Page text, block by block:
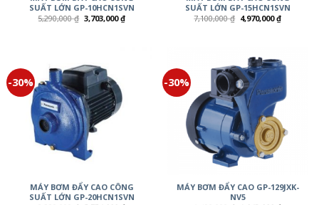
SUẤT LỚN GP-10HCN1SVN
5,290,000₫ 3,703,000₫
SUẤT LỚN GP-15HCN1SVN
7,100,000₫ 4,970,000₫
-30%
MÁY BƠM ĐẨY CAO CÔNG
SUẤT LỚN GP-20HCN1SVN
-30%
MÁY BƠM ĐẨY CAO GP-129JXK-
NV5